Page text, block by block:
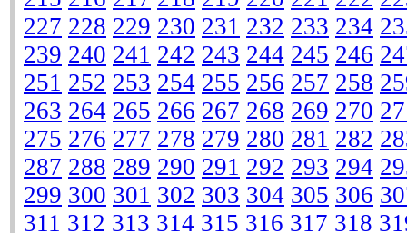
227 228 229 230 231 232 233 234
239 240 241 242 243 244 245 246
251 252 253 254 255 256 257 258
263 264 265 266 267 268 269 270
275 276 277 278 279 280 281 282
287 288 289 290 291 292 293 294
299 300 301 302 303 304 305 306
311 312 313 314 315 316 317 318